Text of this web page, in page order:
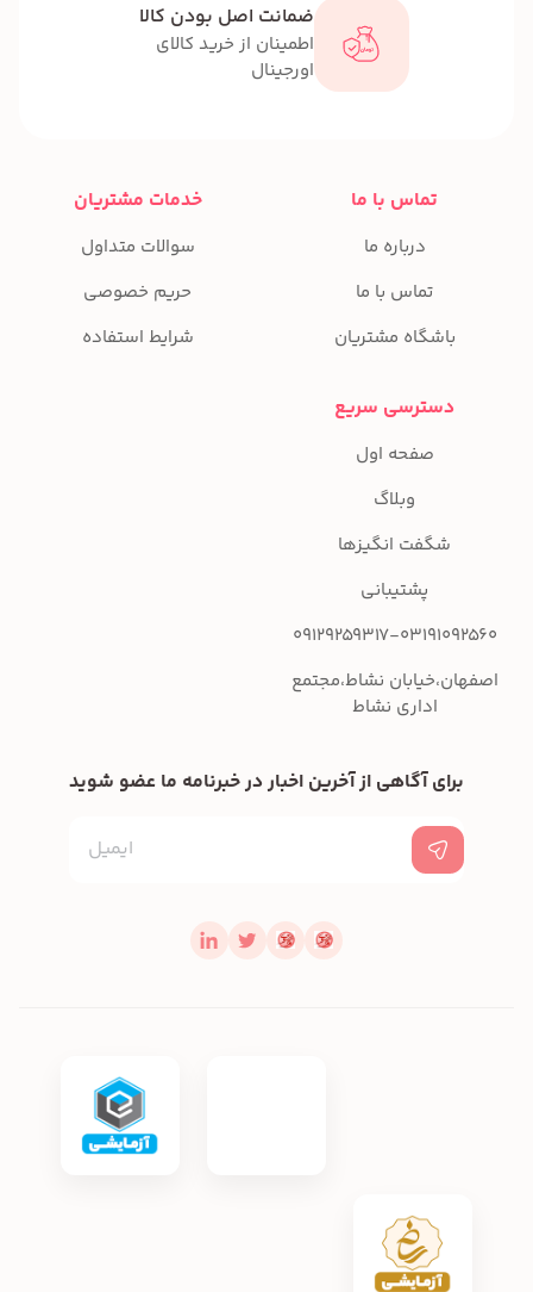
ضمانت اصل بودن کالا
اطمینان از خرید کالای
اورجینال
تماس با ما
درباره ما
تماس با ما
باشگاه مشتریان
خدمات مشتریان
سوالات متداول
حریم خصوصی
شرایط استفاده
دسترسی سریع
صفحه اول
وبلاگ
شگفت انگیزها
پشتیبانی
09129259317-03191092560
اصفهان،خیابان نشاط،مجتمع
اداری نشاط
برای آگاهی از آخرین اخبار در خبرنامه ما عضو شوید